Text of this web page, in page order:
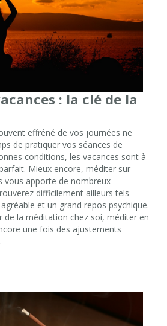
: la clé de la
effréné de vos journées ne
de pratiquer vos séances de
conditions, les vacances sont à
Mieux encore, méditer sur
vous apporte de nombreux
difficilement ailleurs tels
et un grand repos psychique.
de la méditation chez soi, méditer en
une fois des ajustements